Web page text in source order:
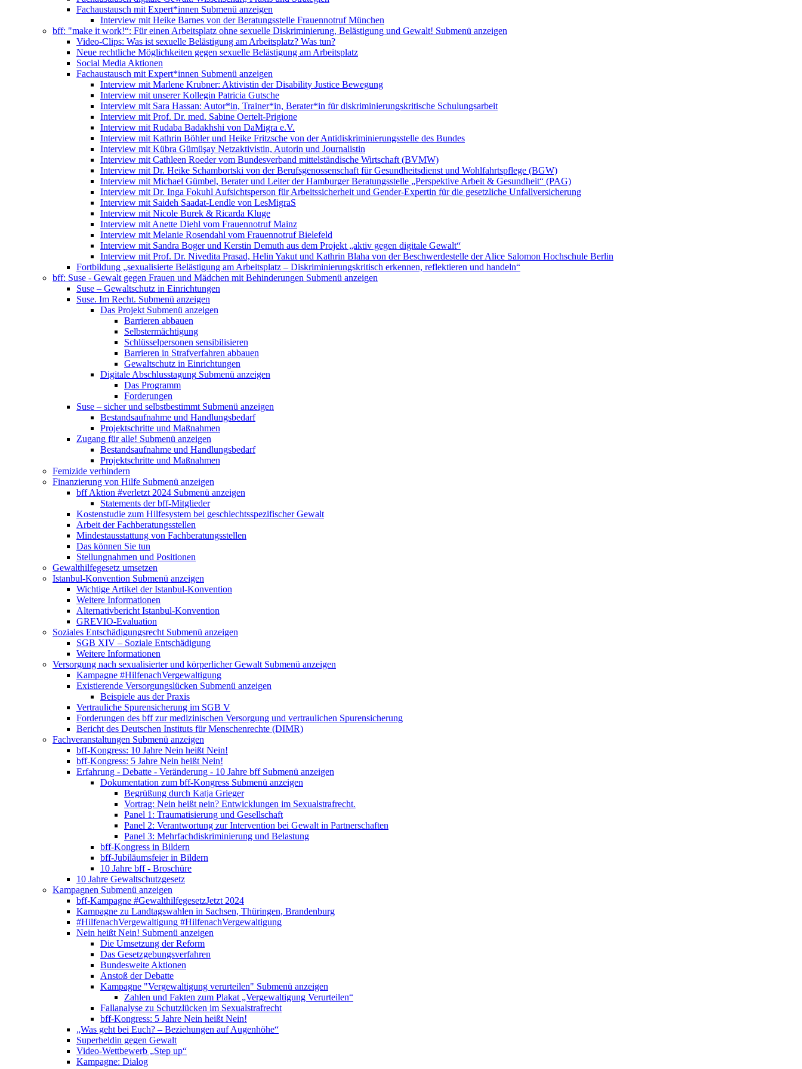
Fachaustausch mit Expert*innen Submenü anzeigen
Interview mit Heike Barnes von der Beratungsstelle Frauennotruf München
bff: "make it work!“: Für einen Arbeitsplatz ohne sexuelle Diskriminierung, Belästigung und Gewalt! Submenü anzeigen
Video-Clips: Was ist sexuelle Belästigung am Arbeitsplatz? Was tun?
Neue rechtliche Möglichkeiten gegen sexuelle Belästigung am Arbeitsplatz
Social Media Aktionen
Fachaustausch mit Expert*innen Submenü anzeigen
Interview mit Marlene Krubner: Aktivistin der Disability Justice Bewegung
Interview mit unserer Kollegin Patricia Gutsche
Interview mit Sara Hassan: Autor*in, Trainer*in, Berater*in für diskriminierungskritische Schulungsarbeit
Interview mit Prof. Dr. med. Sabine Oertelt-Prigione
Interview mit Rudaba Badakhshi von DaMigra e.V.
Interview mit Kathrin Böhler und Heike Fritzsche von der Antidiskriminierungsstelle des Bundes
Interview mit Kübra Gümüşay Netzaktivistin, Autorin und Journalistin
Interview mit Cathleen Roeder vom Bundesverband mittelständische Wirtschaft (BVMW)
Interview mit Dr. Heike Schambortski von der Berufsgenossenschaft für Gesundheitsdienst und Wohlfahrtspflege (BGW)
Interview mit Michael Gümbel, Berater und Leiter der Hamburger Beratungsstelle „Perspektive Arbeit & Gesundheit“ (PAG)
Interview mit Dr. Inga Fokuhl Aufsichtsperson für Arbeitssicherheit und Gender-Expertin für die gesetzliche Unfallversicherung
Interview mit Saideh Saadat-Lendle von LesMigraS
Interview mit Nicole Burek & Ricarda Kluge
Interview mit Anette Diehl vom Frauennotruf Mainz
Interview mit Melanie Rosendahl vom Frauennotruf Bielefeld
Interview mit Sandra Boger und Kerstin Demuth aus dem Projekt „aktiv gegen digitale Gewalt“
Interview mit Prof. Dr. Nivedita Prasad, Helin Yakut und Kathrin Blaha von der Beschwerdestelle der Alice Salomon Hochschule Berlin
Fortbildung „sexualisierte Belästigung am Arbeitsplatz – Diskriminierungskritisch erkennen, reflektieren und handeln“
bff: Suse - Gewalt gegen Frauen und Mädchen mit Behinderungen Submenü anzeigen
Suse – Gewaltschutz in Einrichtungen
Suse. Im Recht. Submenü anzeigen
Das Projekt Submenü anzeigen
Barrieren abbauen
Selbstermächtigung
Schlüsselpersonen sensibilisieren
Barrieren in Strafverfahren abbauen
Gewaltschutz in Einrichtungen
Digitale Abschlusstagung Submenü anzeigen
Das Programm
Forderungen
Suse – sicher und selbstbestimmt Submenü anzeigen
Bestandsaufnahme und Handlungsbedarf
Projektschritte und Maßnahmen
Zugang für alle! Submenü anzeigen
Bestandsaufnahme und Handlungsbedarf
Projektschritte und Maßnahmen
Femizide verhindern
Finanzierung von Hilfe Submenü anzeigen
bff Aktion #verletzt 2024 Submenü anzeigen
Statements der bff-Mitglieder
Kostenstudie zum Hilfesystem bei geschlechtsspezifischer Gewalt
Arbeit der Fachberatungsstellen
Mindestausstattung von Fachberatungsstellen
Das können Sie tun
Stellungnahmen und Positionen
Gewalthilfegesetz umsetzen
Istanbul-Konvention Submenü anzeigen
Wichtige Artikel der Istanbul-Konvention
Weitere Informationen
Alternativbericht Istanbul-Konvention
GREVIO-Evaluation
Soziales Entschädigungsrecht Submenü anzeigen
SGB XIV – Soziale Entschädigung
Weitere Informationen
Versorgung nach sexualisierter und körperlicher Gewalt Submenü anzeigen
Kampagne #HilfenachVergewaltigung
Existierende Versorgungslücken Submenü anzeigen
Beispiele aus der Praxis
Vertrauliche Spurensicherung im SGB V
Forderungen des bff zur medizinischen Versorgung und vertraulichen Spurensicherung
Bericht des Deutschen Instituts für Menschenrechte (DIMR)
Fachveranstaltungen Submenü anzeigen
bff-Kongress: 10 Jahre Nein heißt Nein!
bff-Kongress: 5 Jahre Nein heißt Nein!
Erfahrung - Debatte - Veränderung - 10 Jahre bff Submenü anzeigen
Dokumentation zum bff-Kongress Submenü anzeigen
Begrüßung durch Katja Grieger
Vortrag: Nein heißt nein? Entwicklungen im Sexualstrafrecht.
Panel 1: Traumatisierung und Gesellschaft
Panel 2: Verantwortung zur Intervention bei Gewalt in Partnerschaften
Panel 3: Mehrfachdiskriminierung und Belastung
bff-Kongress in Bildern
bff-Jubiläumsfeier in Bildern
10 Jahre bff - Broschüre
10 Jahre Gewaltschutzgesetz
Kampagnen Submenü anzeigen
bff-Kampagne #GewalthilfegesetzJetzt 2024
Kampagne zu Landtagswahlen in Sachsen, Thüringen, Brandenburg
#HilfenachVergewaltigung #HilfenachVergewaltigung
Nein heißt Nein! Submenü anzeigen
Die Umsetzung der Reform
Das Gesetzgebungsverfahren
Bundesweite Aktionen
Anstoß der Debatte
Kampagne "Vergewaltigung verurteilen" Submenü anzeigen
Zahlen und Fakten zum Plakat „Vergewaltigung Verurteilen“
Fallanalyse zu Schutzlücken im Sexualstrafrecht
bff-Kongress: 5 Jahre Nein heißt Nein!
„Was geht bei Euch? – Beziehungen auf Augenhöhe“
Superheldin gegen Gewalt
Video-Wettbewerb „Step up“
Kampagne: Dialog